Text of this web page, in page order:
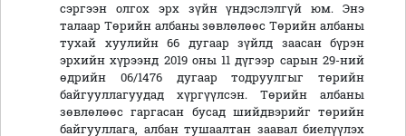
сэргээн олгох эрх зүйн үндэслэлгүй юм. Энэ
талаар Төрийн албаны зөвлөлөөс Төрийн албаны
тухай хуулийн 66 дугаар зүйлд заасан бүрэн
эрхийн хүрээнд 2019 оны 11 дүгээр сарын 29-ний
өдрийн 06/1476 дугаар тодруулгыг төрийн
байгууллагуудад хүргүүлсэн. Төрийн албаны
зөвлөлөөс гаргасан бусад шийдвэрийг төрийн
байгууллага, албан тушаалтан заавал биелүүлэх